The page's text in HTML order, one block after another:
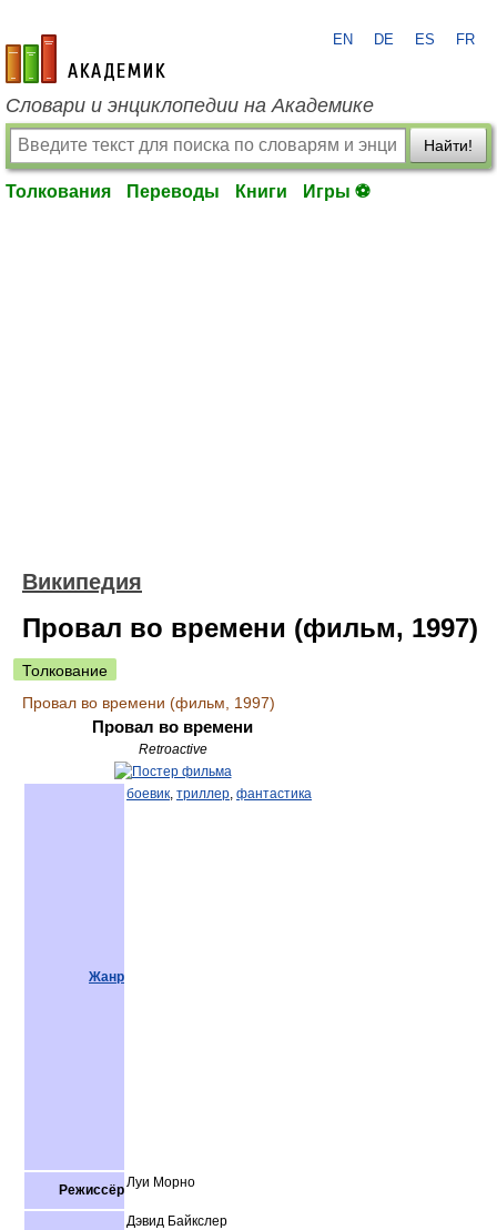
academic.ru
EN DE ES FR
Словари и энциклопедии на Академике
Найти!
Толкования Переводы Книги Игры ⚽
Википедия
Провал во времени (фильм, 1997)
Толкование
Провал во времени (фильм, 1997)
Провал во времени
Retroactive
Жанр
боевик, триллер, фантастика
РежиссёрЛуи Морно
Дэвид Байкслер